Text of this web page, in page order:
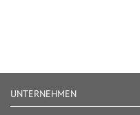
UNTERNEHMEN